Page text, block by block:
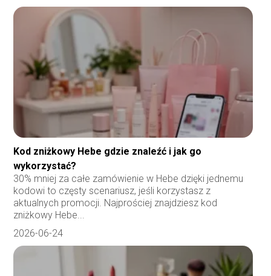
Kod zniżkowy Hebe gdzie znaleźć i jak go
wykorzystać?
30% mniej za całe zamówienie w Hebe dzięki jednemu
kodowi to częsty scenariusz, jeśli korzystasz z
aktualnych promocji. Najprościej znajdziesz kod
zniżkowy Hebe...
2026-06-24